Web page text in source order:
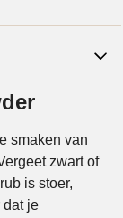
smaken van
zwart of
is stoer,
dat je